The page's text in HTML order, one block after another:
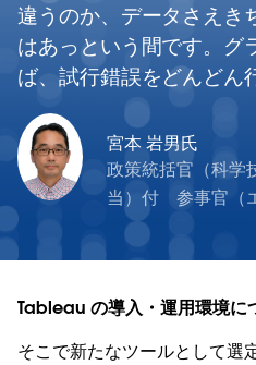
違うのか、データさえき
はあっという間です。グ
ば、試行錯誤をどんどん
宮本 岩男氏
政策統括官（科学
当）付 参事官（
Tableau の導入・運用環境に
そこで新たなツールとして選